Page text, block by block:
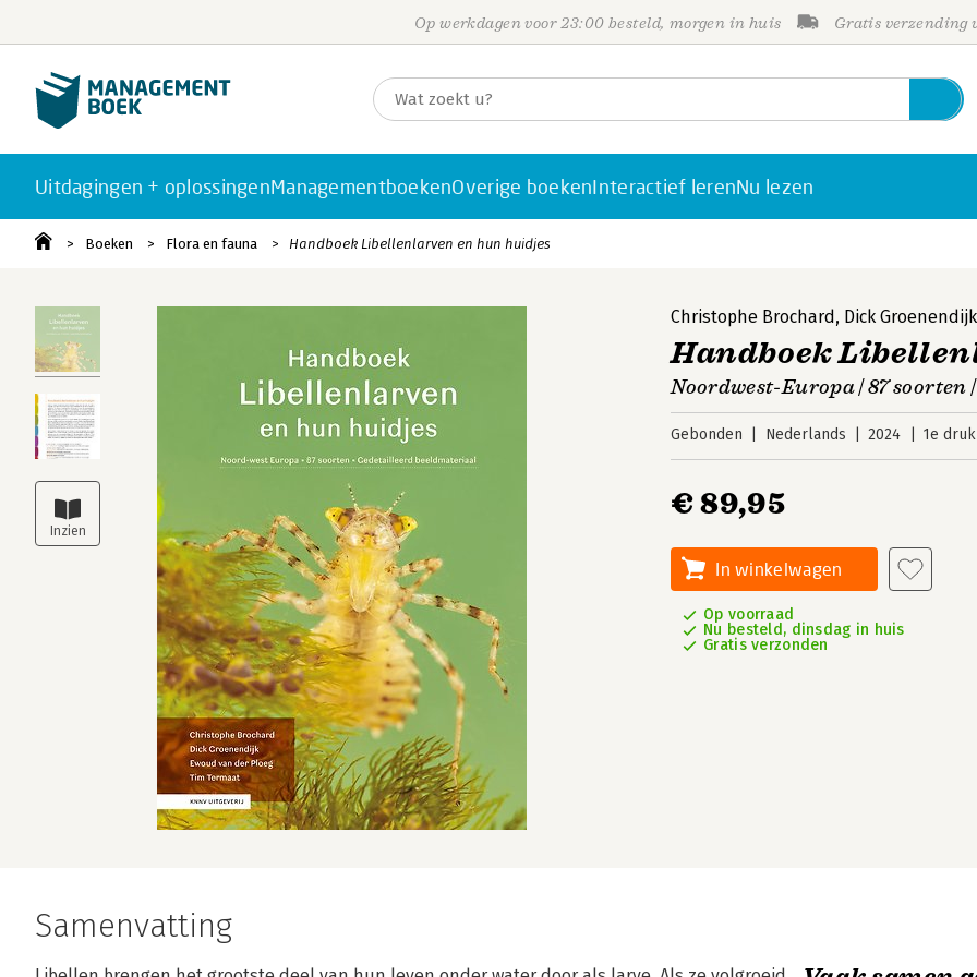
Op werkdagen voor 23:00 besteld, morgen in huis Gratis verzending
Uitdagingen + oplossingenManagementboekenOverige boekenInteractief lerenNu lezen
Boeken Flora en fauna Handboek Libellenlarven en hun huidjes
Christophe Brochard, Dick Groenendijk
Handboek
Noordwest-Europa | 87
Gebonden Nederlands 2024 1e druk
€ 89,95
In winkelwagen
Op voorraad
Nu besteld, dinsdag in huis
Gratis verzonden
Samenvatting